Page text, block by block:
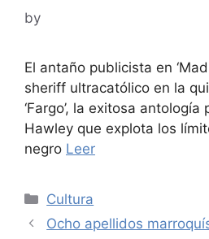
by
El antaño publicista en
sheriff ultracatólico en la
‘Fargo’, la exitosa
Hawley que explota los
negro Leer
Categories
Cultura
Ocho apellidos